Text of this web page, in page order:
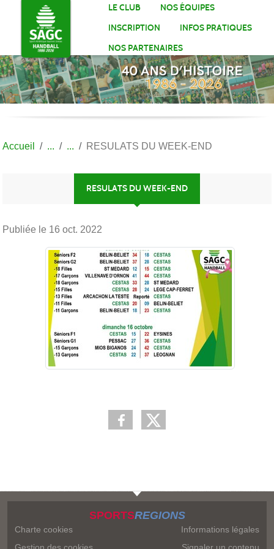
LE CLUB
NOS ÉQUIPES
INSCRIPTION
INFOS PRATIQUES
NOS PARTENAIRES
Accueil RESULATS DU WEEK-END
RESULATS DU WEEK-END
Publiée le 16 oct. 2022
SPORTSREGIONS
Charte cookies
Informations légales
Panneau de gestion des cookies